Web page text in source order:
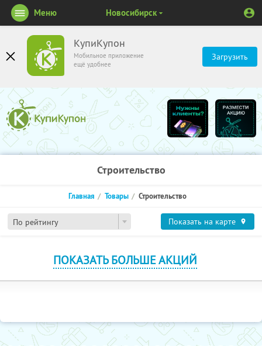
КупиКупон
Мобильное приложение
ещё удобнее
Загрузить
Меню Новосибирск
Строительство
По рейтингу
Главная Товары Строительство
Показать на карте
ПОКАЗАТЬ БОЛЬШЕ АКЦИЙ